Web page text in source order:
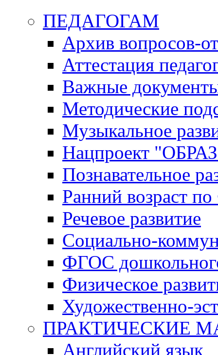
ПЕДАГОГАМ
Архив вопросов-
Аттестация
Важные
Методические
Музыкальное
Нацпроект
Познавательное
Ранний возраст
Речевое развитие
Социально-
ФГОС
Физическое
Художественно-
ПРАКТИЧЕСКИЕ
Английский язык